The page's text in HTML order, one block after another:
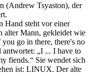
(Andrew Tsyaston), der
Hand steht vor einer
alter Mann, gekleidet wie
go in there, there's no
antwortet: „I ... I have to
fiends.“ Sie wendet sich
ist: LINUX. Der alte